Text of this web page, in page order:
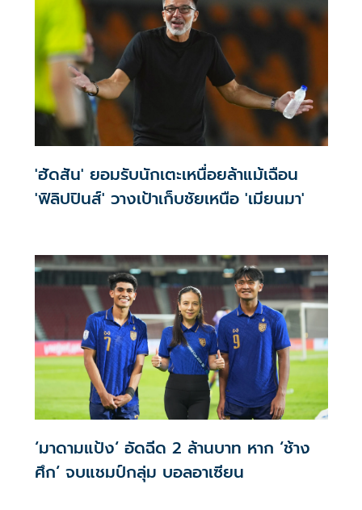
'ฮัดสัน' ยอมรับนักเตะเหนื่อยล้าแม้เฉือน
'ฟิลิปปินส์' วางเป้าเก็บชัยเหนือ 'เมียนมา'
‘มาดามแป้ง‘ อัดฉีด 2 ล้านบาท หาก ‘ช้าง
ศึก‘ จบแชมป์กลุ่ม บอลอาเซียน